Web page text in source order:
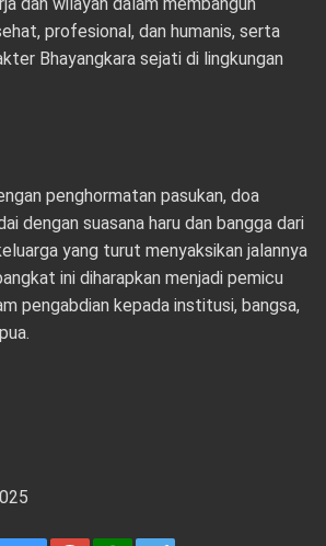
profesional, dan humanis, serta
Bhayangkara sejati di lingkungan
penghormatan pasukan, doa
dengan suasana haru dan bangga dari
yang turut menyaksikan jalannya
ini diharapkan menjadi pemicu
pengabdian kepada institusi, bangsa,